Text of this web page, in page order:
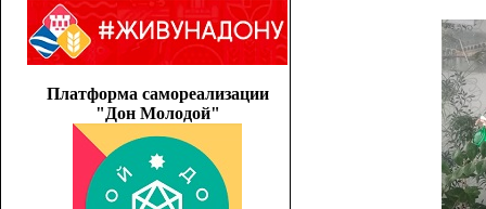
Платформа самореализации
"Дон Молодой"